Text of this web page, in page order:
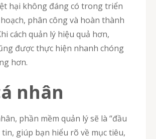
hại không đáng có trong triển
phân công và hoàn thành
cách quản lý hiệu quả hơn,
được thực hiện nhanh chóng
hơn.
nhân
phần mềm quản lý sẽ là “đầu
giúp bạn hiểu rõ về mục tiêu,